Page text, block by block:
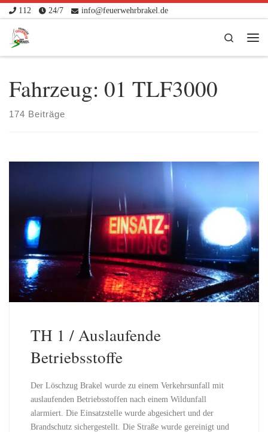
Zum Inhalt springen
112 24/7 info@feuerwehrbrakel.de
Search
Fahrzeug: 01 TLF3000
174 Beiträge
TH 1 / Auslaufende
Betriebsstoffe
Der Löschzug Brakel wurde zu einem Verkehrsunfall mit
auslaufenden Betriebsstoffen nach einem Wildunfall
alarmiert. Die Einsatzstelle wurde abgesichert und der
Brandschutz sichergestellt. Die Straße wurde gereinigt und